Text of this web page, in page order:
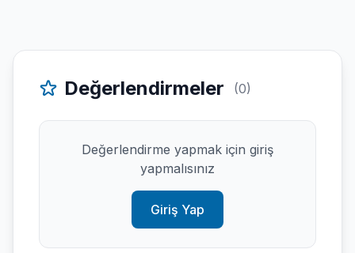
Değerlendirmeler (0)
Değerlendirme yapmak için giriş
yapmalısınız
Giriş Yap